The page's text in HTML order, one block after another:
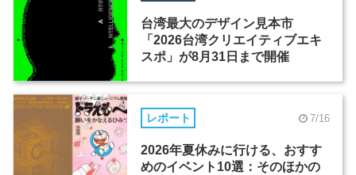
台湾最大のデザイン見本市
「2026台湾クリエイティブエキ
スポ」が8月31日まで開催
レポート 7/16
2026年夏休みに行ける、おすす
めのイベント10選：そのほかの